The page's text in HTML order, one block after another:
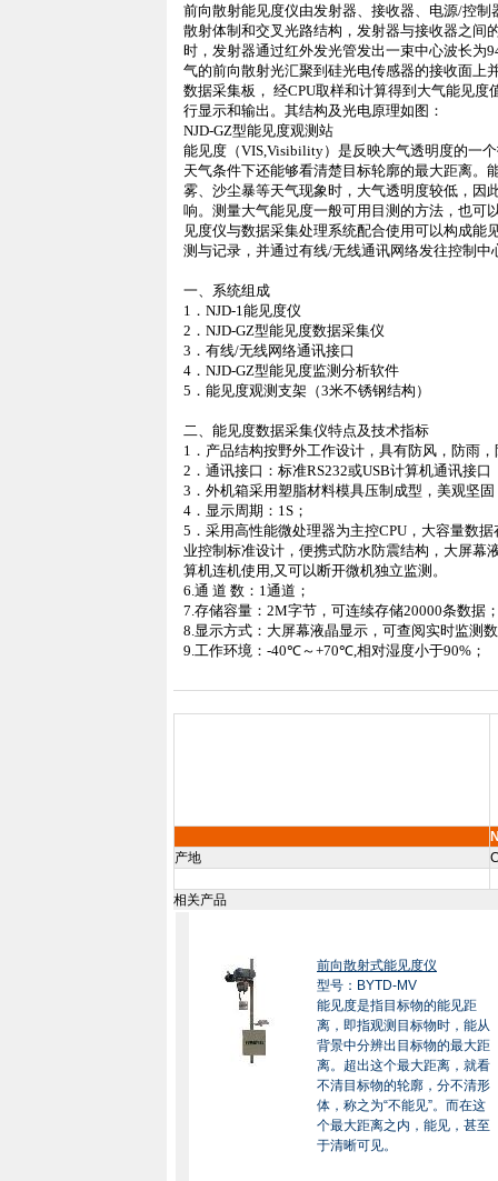
前向散射能见度仪由发射器、接收器、电源/控制
散射体制和交叉光路结构，发射器与接收器之间
时，发射器通过红外发光管发出一束中心波长为
气的前向散射光汇聚到硅光电传感器的接收面上
数据采集板， 经CPU取样和计算得到大气能见度
行显示和输出。其结构及光电原理如图：
NJD-GZ型能见度观测站
能见度（VIS,Visibility）是反映大气透明度的一
天气条件下还能够看清楚目标轮廓的最大距离。
雾、沙尘暴等天气现象时，大气透明度较低，因
响。测量大气能见度一般可用目测的方法，也可
见度仪与数据采集处理系统配合使用可以构成能
测与记录，并通过有线/无线通讯网络发往控制中
一、系统组成
1 ．NJD-1能见度仪
2 ．NJD-GZ型能见度数据采集仪
3 ．有线/无线网络通讯接口
4 ．NJD-GZ型能见度监测分析软件
5 ．能见度观测支架（3米不锈钢结构）
二、能见度数据采集仪特点及技术指标
1 ．产品结构按野外工作设计，具有防风，防雨
2 ．通讯接口：标准RS232或USB计算机通讯接口
3 ．外机箱采用塑脂材料模具压制成型，美观坚
4 ．显示周期： 1S ；
5 ．采用高性能微处理器为主控CPU ，大容量数
业控制标准设计，便携式防水防震结构，大屏幕
算机连机使用,又可以断开微机独立监测。
6.通 道 数： 1通道；
7.存储容量：2M字节，可连续存储20000条数据
8.显示方式：大屏幕液晶显示，可查阅实时监测
9.工作环境：-40℃～+70℃,相对湿度小于90% ；
产地
相关产品
前向散射式能见度仪
型号：BYTD-MV
能见度是指目标物的能见距
离，即指观测目标物时，能从
背景中分辨出目标物的最大距
离。超出这个最大距离，就看
不清目标物的轮廓，分不清形
体，称之为“不能见”。而在这
个最大距离之内，能见，甚至
于清晰可见。